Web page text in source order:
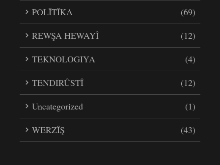
POLÎTÎKA
(69)
REWŞA HEWAYÎ
(12)
TEKNOLOGIYA
(4)
TENDIRÛSTÎ
(12)
Uncategorized
(1)
WERZÎŞ
(43)